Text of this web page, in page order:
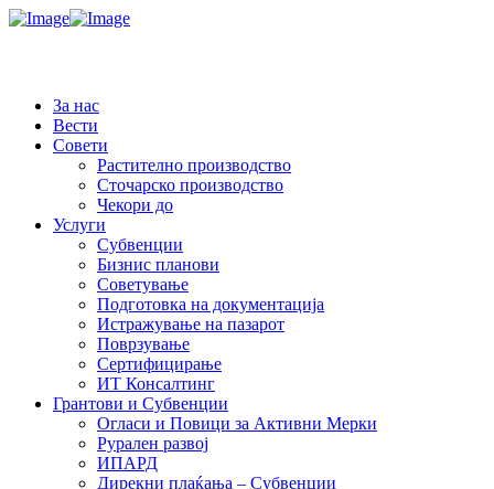
За нас
Вести
Совети
Растително производство
Сточарско производство
Чекори до
Услуги
Субвенции
Бизнис планови
Советување
Подготовка на документација
Истражување на пазарот
Поврзување
Сертифицирање
ИТ Консалтинг
Грантови и Субвенции
Огласи и Повици за Активни Мерки
Рурален развој
ИПАРД
Дирекни плаќања – Субвенции